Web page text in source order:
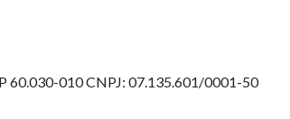
60.030-010CNPJ: 07.135.601/0001-50